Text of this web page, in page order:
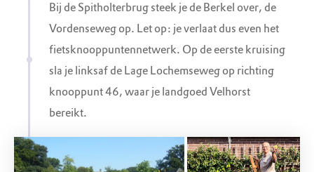
natuurbeheer, vergroting van biodiversiteit,
aanpak van droogte en een fraaie beleving.
Landbouw en landgoederen zijn onlosmakelijk
met elkaar verbonden. Ook op Velhorst. De
natuurboeren van
Velhorstwonen en werken sinds 2018 op
landgoed Velhorst. Zij pachten 85 hectare
Bij de Spitholterbrug steek je de Berkel over, de
Vordenseweg op. Let op: je verlaat dus even het
fietsknooppuntennetwerk. Op de eerste kruising
sla je linksaf de Lage Lochemseweg op richting
knooppunt 46, waar je landgoed Velhorst
bereikt.